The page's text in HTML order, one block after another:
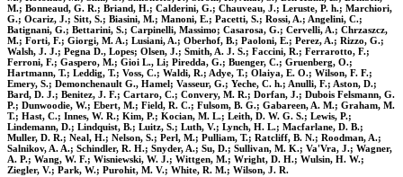
M.; Bonneaud, G. R.; Briand, H.; Calderini, G.; Chauveau, J.; Leruste, P. h.; Marchiori,
G.; Ocariz, J.; Sitt, S.; Biasini, M.; Manoni, E.; Pacetti, S.; Rossi, A.; Angelini, C.;
Batignani, G.; Bettarini, S.; Carpinelli, Massimo; Casarosa, G.; Cervelli, A.; Chrzaszcz,
M.; Forti, F.; Giorgi, M. A.; Lusiani, A.; Oberhof, B.; Paoloni, E.; Perez, A.; Rizzo, G.;
Walsh, J. J.; Pegna D., Lopes; Olsen, J.; Smith, A. J. S.; Faccini, R.; Ferrarotto, F.;
Ferroni, F.; Gaspero, M.; Gioi L., Li; Piredda, G.; Buenger, C.; Gruenberg, O.;
Hartmann, T.; Leddig, T.; Voss, C.; Waldi, R.; Adye, T.; Olaiya, E. O.; Wilson, F. F.;
Emery, S.; Demonchenault G., Hamel; Vasseur, G.; Yeche, C. h.; Anulli, F.; Aston, D.;
Bard, D. J.; Benitez, J. F.; Cartaro, C.; Convery, M. R.; Dorfan, J.; Dubois Felsmann, G.
P.; Dunwoodie, W.; Ebert, M.; Field, R. C.; Fulsom, B. G.; Gabareen, A. M.; Graham, M.
T.; Hast, C.; Innes, W. R.; Kim, P.; Kocian, M. L.; Leith, D. W. G. S.; Lewis, P.;
Lindemann, D.; Lindquist, B.; Luitz, S.; Luth, V.; Lynch, H. L.; Macfarlane, D. B.;
Muller, D. R.; Neal, H.; Nelson, S.; Perl, M.; Pulliam, T.; Ratcliff, B. N.; Roodman, A.;
Salnikov, A. A.; Schindler, R. H.; Snyder, A.; Su, D.; Sullivan, M. K.; Va'Vra, J.; Wagner,
A. P.; Wang, W. F.; Wisniewski, W. J.; Wittgen, M.; Wright, D. H.; Wulsin, H. W.;
Ziegler, V.; Park, W.; Purohit, M. V.; White, R. M.; Wilson, J. R.